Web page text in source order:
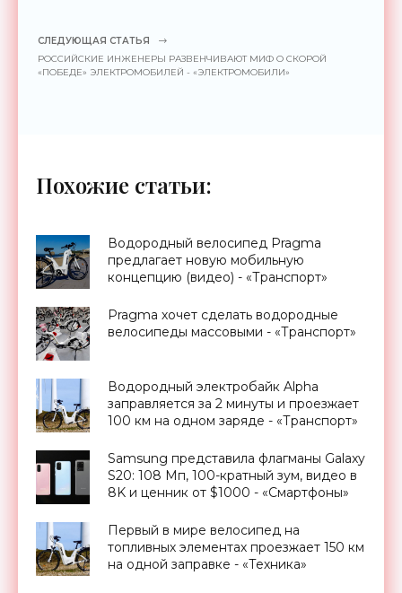
СЛЕДУЮЩАЯ СТАТЬЯ
РОССИЙСКИЕ ИНЖЕНЕРЫ РАЗВЕНЧИВАЮТ МИФ О СКОРОЙ
«ПОБЕДЕ» ЭЛЕКТРОМОБИЛЕЙ - «ЭЛЕКТРОМОБИЛИ»
Похожие статьи:
Водородный велосипед Pragma
предлагает новую мобильную
концепцию (видео) - «Транспорт»
Pragma хочет сделать водородные
велосипеды массовыми - «Транспорт»
Водородный электробайк Alpha
заправляется за 2 минуты и проезжает
100 км на одном заряде - «Транспорт»
Samsung представила флагманы Galaxy
S20: 108 Мп, 100-кратный зум, видео в
8K и ценник от $1000 - «Смартфоны»
Первый в мире велосипед на
топливных элементах проезжает 150 км
на одной заправке - «Техника»